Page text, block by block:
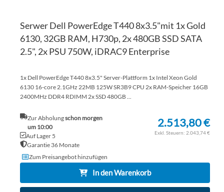
Serwer Dell PowerEdge T440 8x3.5"mit 1x Gold
6130, 32GB RAM, H730p, 2x 480GB SSD SATA
2.5", 2x PSU 750W, iDRAC9 Enterprise
1x Dell PowerEdge T440 8x3.5" Server-Plattform 1x Intel Xeon Gold
6130 16-core 2.1GHz 22MB 125W SR3B9 CPU 2x RAM-Speicher 16GB
2400MHz DDR4 RDIMM 2x SSD 480GB ...
Zur Abholungschon morgen
um 10:00
Auf Lager 5
Garantie 36 Monate
2.513,80 €
2.043,74 €
Zum Preisangebot hinzufügen
In den Warenkorb